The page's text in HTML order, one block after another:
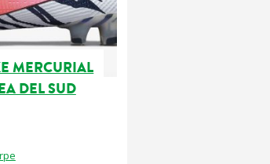
MERCURIAL
DEL SUD